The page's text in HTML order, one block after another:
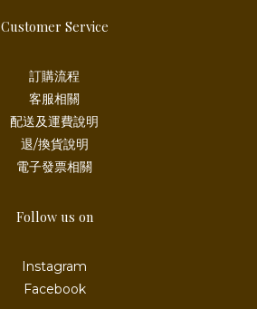
Customer Service
訂購流程
客服相關
配送及運費說明
退/換貨說明
電子發票相關
Follow us on
Instagram
Facebook